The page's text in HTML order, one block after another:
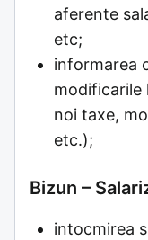
aferente
etc;
informarea
modificarile
noi taxe,
etc.);
Bizun –
intocmirea